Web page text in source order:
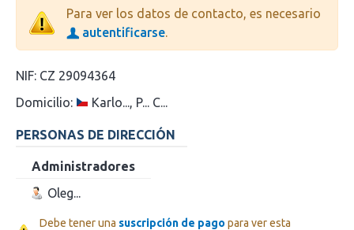
Para ver los datos de contacto, es necesario
autentificarse
NIF: CZ 29094364
Domicilio:
Karlo..., P... C...
PERSONAS DE DIRECCIÓN
Administradores
Oleg...
Debe tener una suscripción de pago para ver esta